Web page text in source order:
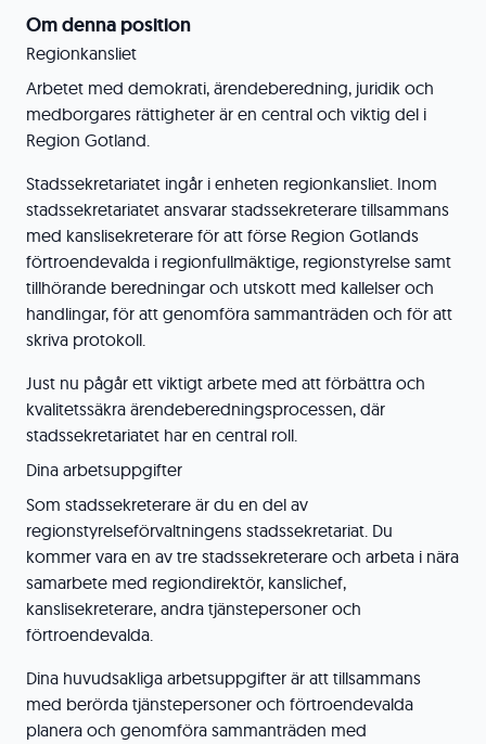
Om denna position
Regionkansliet
Arbetet med demokrati, ärendeberedning, juridik och
medborgares rättigheter är en central och viktig del i
Region Gotland.
Stadssekretariatet ingår i enheten regionkansliet. Inom
stadssekretariatet ansvarar stadssekreterare tillsammans
med kanslisekreterare för att förse Region Gotlands
förtroendevalda i regionfullmäktige, regionstyrelse samt
tillhörande beredningar och utskott med kallelser och
handlingar, för att genomföra sammanträden och för att
skriva protokoll.
Just nu pågår ett viktigt arbete med att förbättra och
kvalitetssäkra ärendeberedningsprocessen, där
stadssekretariatet har en central roll.
Dina arbetsuppgifter
Som stadssekreterare är du en del av
regionstyrelseförvaltningens stadssekretariat. Du
kommer vara en av tre stadssekreterare och arbeta i nära
samarbete med regiondirektör, kanslichef,
kanslisekreterare, andra tjänstepersoner och
förtroendevalda.
Dina huvudsakliga arbetsuppgifter är att tillsammans
med berörda tjänstepersoner och förtroendevalda
planera och genomföra sammanträden med